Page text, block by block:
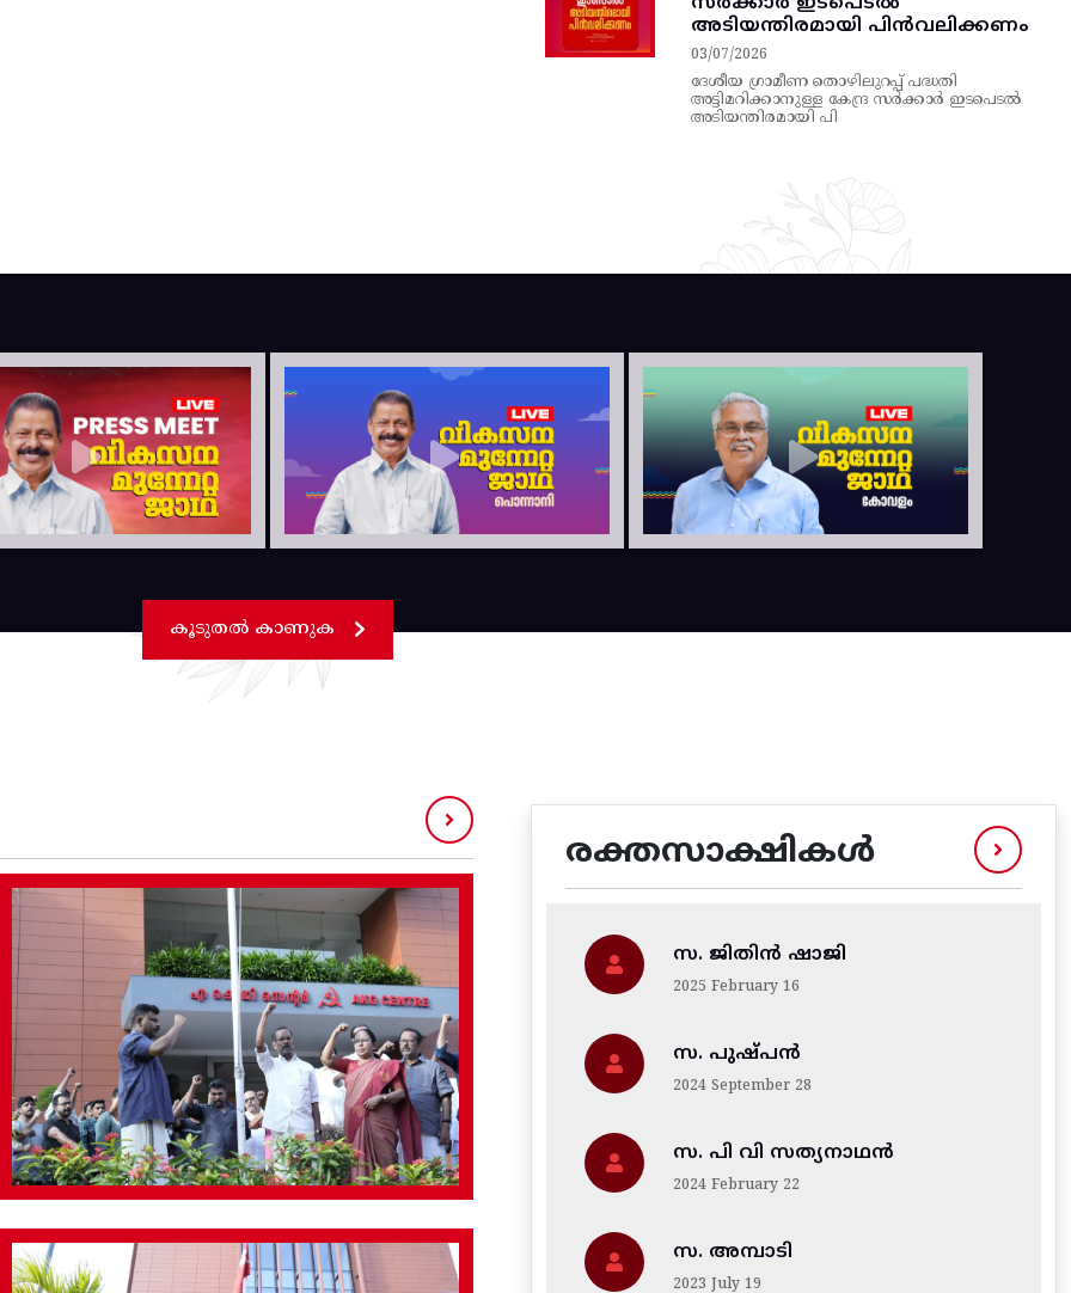
അടിയന്തിരമായി പിന്‍വലിക്കണം
03/07/2026
ദേശീയ ഗ്രാമീണ തൊഴിലുറപ്പ്‌ പദ്ധതി
അട്ടിമറിക്കാനുള്ള കേന്ദ്ര സര്‍ക്കാര്‍ ഇടപെടല്‍
അടിയന്തിരമായി പി
കൂടുതൽ കാണുക
രക്തസാക്ഷികൾ
സ. ജിതിന്‍ ഷാജി
2025 February 16
സ. പുഷ്പൻ
2024 September 28
സ. പി വി സത്യനാഥൻ
2024 February 22
സ. അമ്പാടി
2023 July 19